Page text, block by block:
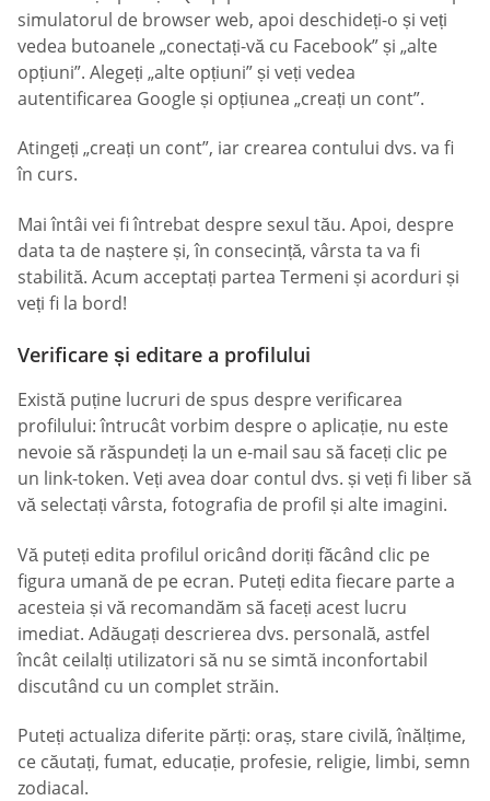
simulatorul de browser web, apoi deschideți-o și veți
vedea butoanele „conectați-vă cu Facebook” și „alte
opțiuni”. Alegeți „alte opțiuni” și veți vedea
autentificarea Google și opțiunea „creați un cont”.
Atingeți „creați un cont”, iar crearea contului dvs. va fi
în curs.
Mai întâi vei fi întrebat despre sexul tău. Apoi, despre
data ta de naștere și, în consecință, vârsta ta va fi
stabilită. Acum acceptați partea Termeni și acorduri și
veți fi la bord!
Verificare și editare a profilului
Există puține lucruri de spus despre verificarea
profilului: întrucât vorbim despre o aplicație, nu este
nevoie să răspundeți la un e-mail sau să faceți clic pe
un link-token. Veți avea doar contul dvs. și veți fi liber să
vă selectați vârsta, fotografia de profil și alte imagini.
Vă puteți edita profilul oricând doriți făcând clic pe
figura umană de pe ecran. Puteți edita fiecare parte a
acesteia și vă recomandăm să faceți acest lucru
imediat. Adăugați descrierea dvs. personală, astfel
încât ceilalți utilizatori să nu se simtă inconfortabil
discutând cu un complet străin.
Puteți actualiza diferite părți: oraș, stare civilă, înălțime,
ce căutați, fumat, educație, profesie, religie, limbi, semn
zodiacal.